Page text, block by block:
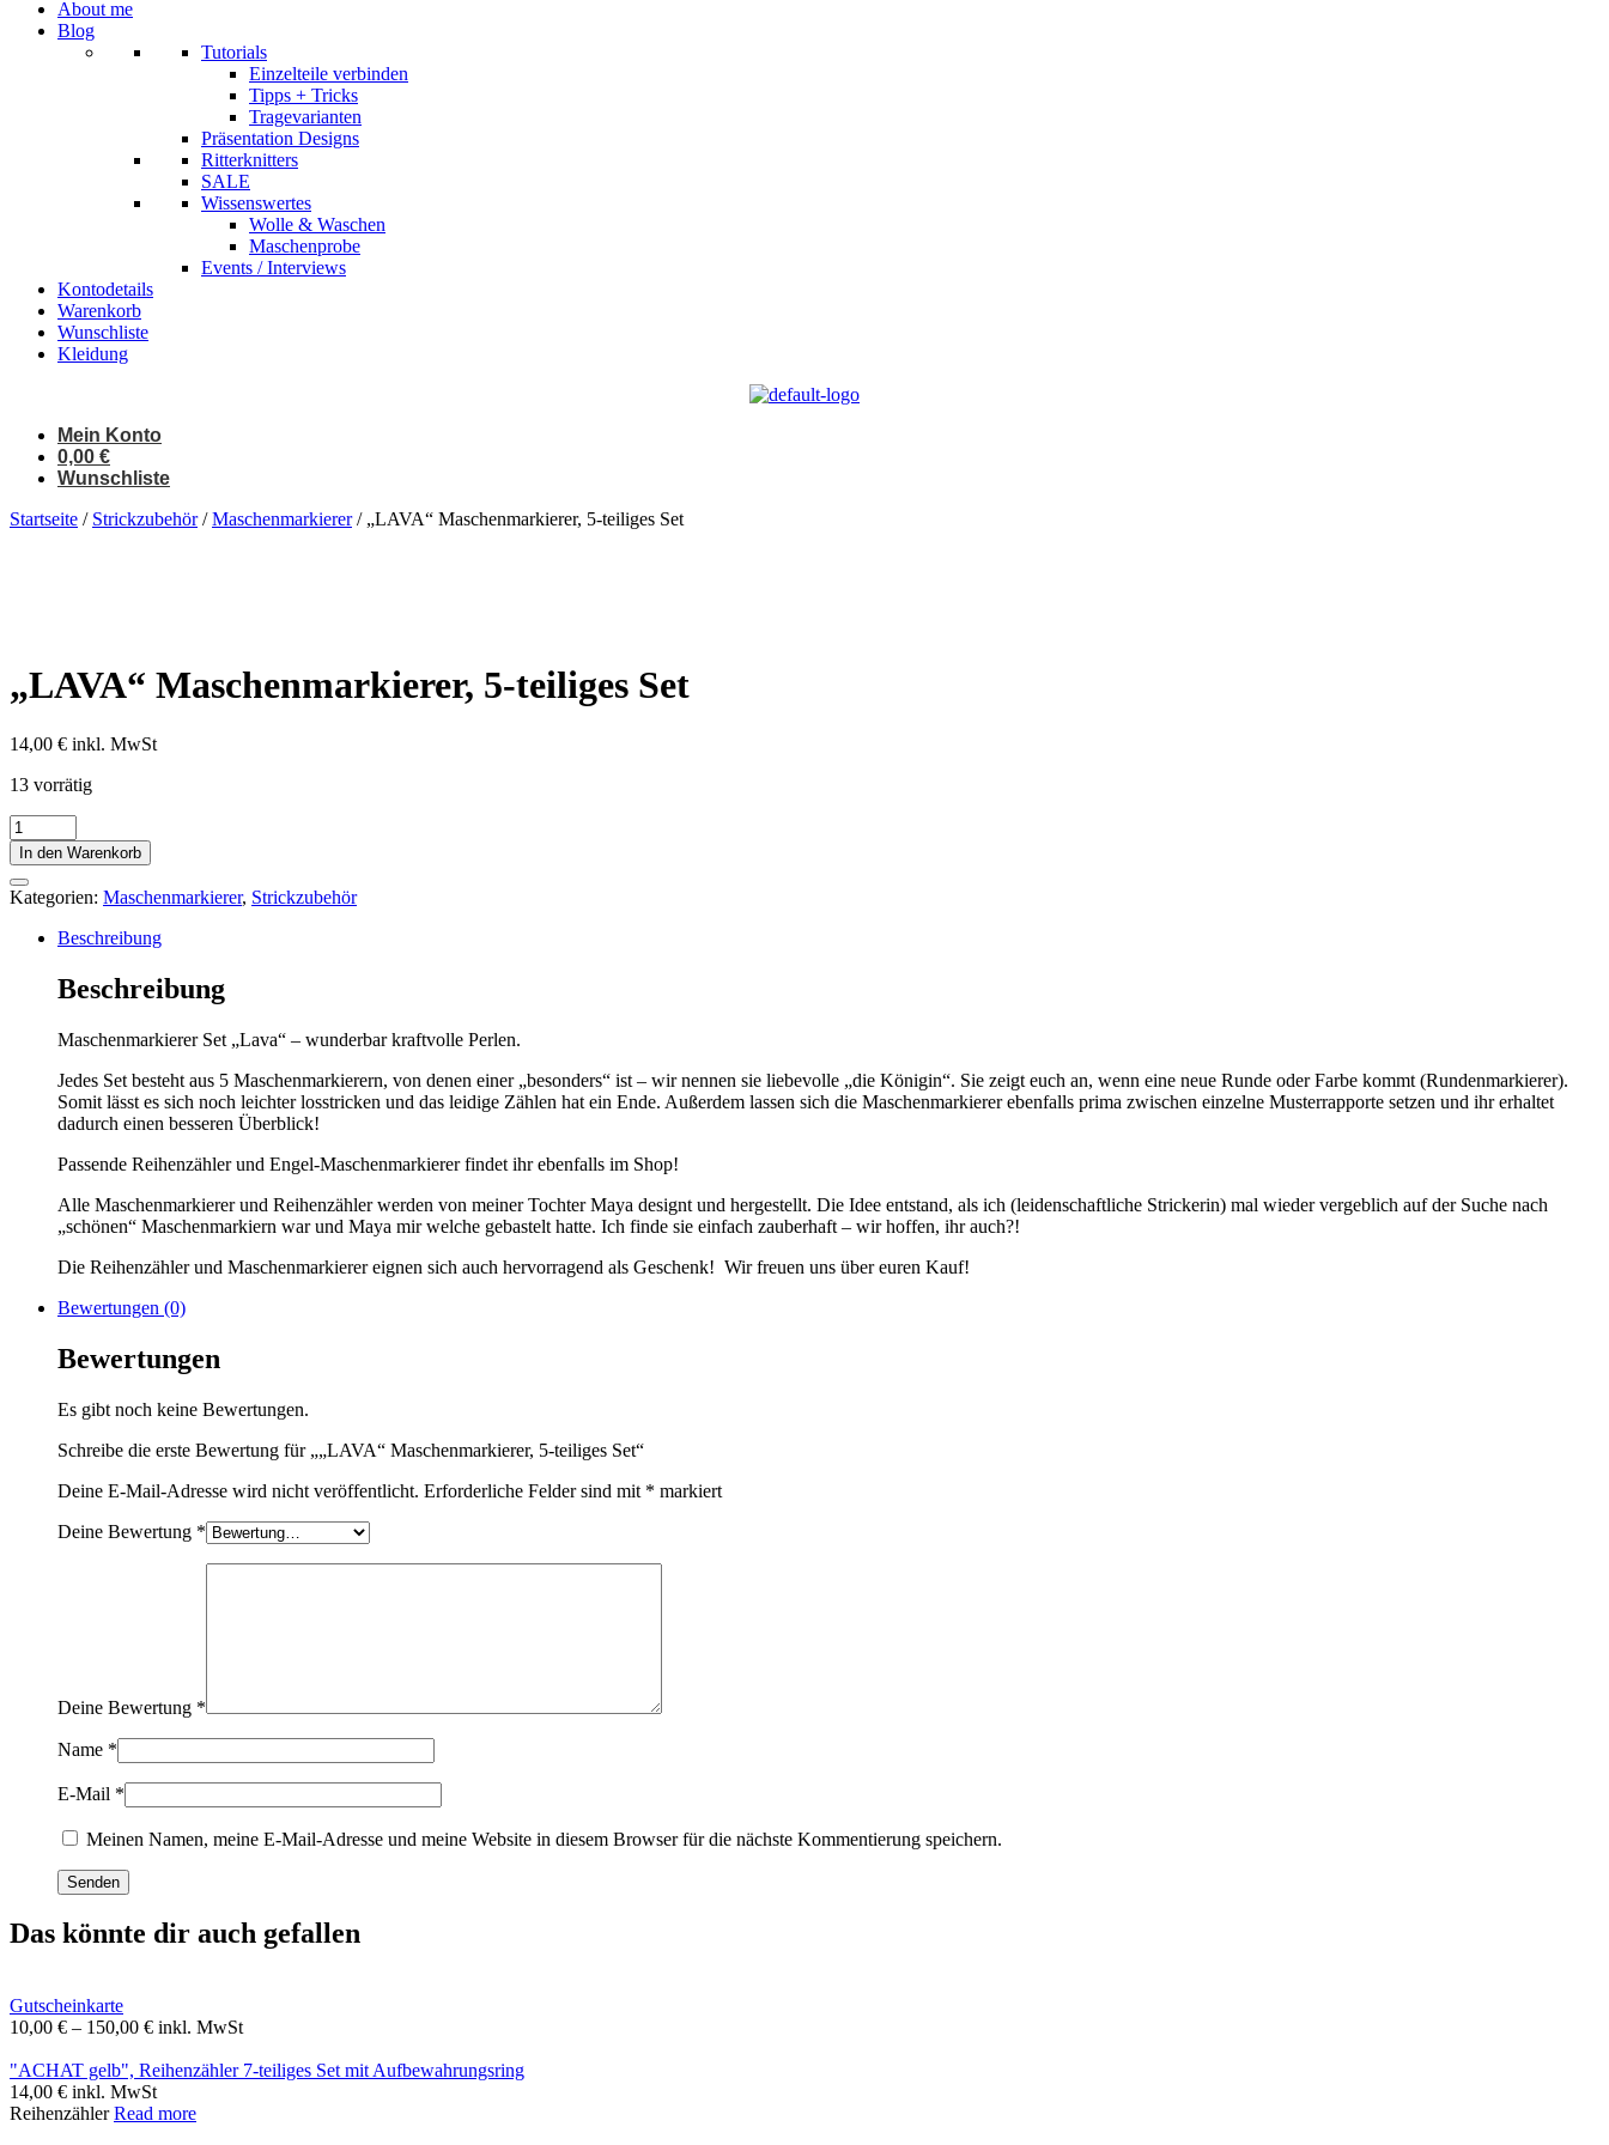
About me
Blog
Tutorials
Einzelteile verbinden
Tipps + Tricks
Tragevarianten
Präsentation Designs
Ritterknitters
SALE
Wissenswertes
Wolle & Waschen
Maschenprobe
Events / Interviews
Kontodetails
Warenkorb
Wunschliste
Kleidung
Mein Konto
0,00 €
Wunschliste
Startseite / Strickzubehör/Maschenmarkierer/ „LAVA“ Maschenmarkierer, 5-teiliges Set
„LAVA“ Maschenmarkierer, 5-teiliges Set
14,00 € inkl. MwSt
13 vorrätig
"LAVA"
Maschenmarkierer,
5-
teiliges
Set
Menge
In den Warenkorb
Kategorien: Maschenmarkierer, Strickzubehör
Beschreibung
Beschreibung
Maschenmarkierer Set „Lava“ – wunderbar kraftvolle Perlen.
Jedes Set besteht aus 5 Maschenmarkierern, von denen einer „besonders“ ist – wir nennen sie liebevolle „die Königin“. Sie zeigt euch an, wenn eine neue Runde oder Farbe kommt (Rundenmarkierer).
Somit lässt es sich noch leichter losstricken und das leidige Zählen hat ein Ende. Außerdem lassen sich die Maschenmarkierer ebenfalls prima zwischen einzelne Musterrapporte setzen und ihr erhaltet
dadurch einen besseren Überblick!
Passende Reihenzähler und Engel-Maschenmarkierer findet ihr ebenfalls im Shop!
Alle Maschenmarkierer und Reihenzähler werden von meiner Tochter Maya designt und hergestellt. Die Idee entstand, als ich (leidenschaftliche Strickerin) mal wieder vergeblich auf der Suche nach
„schönen“ Maschenmarkiern war und Maya mir welche gebastelt hatte. Ich finde sie einfach zauberhaft – wir hoffen, ihr auch?!
Die Reihenzähler und Maschenmarkierer eignen sich auch hervorragend als Geschenk! Wir freuen uns über euren Kauf!
Bewertungen (0)
Bewertungen
Es gibt noch keine Bewertungen.
Schreibe die erste Bewertung für „„LAVA“ Maschenmarkierer, 5-teiliges Set“
Deine E-Mail-Adresse wird nicht veröffentlicht. Erforderliche Felder sind mit * markiert
Deine Bewertung *
Deine Bewertung *
Name *
E-Mail *
Meinen Namen, meine E-Mail-Adresse und meine Website in diesem Browser für die nächste Kommentierung speichern.
Das könnte dir auch gefallen
Gutscheinkarte
10,00 € – 150,00 €Preisspanne:
bis
150,00 €
inkl. MwSt
"ACHAT gelb", Reihenzähler 7-teiliges Set mit Aufbewahrungsring
14,00 € inkl. MwSt
ReihenzählerRead more